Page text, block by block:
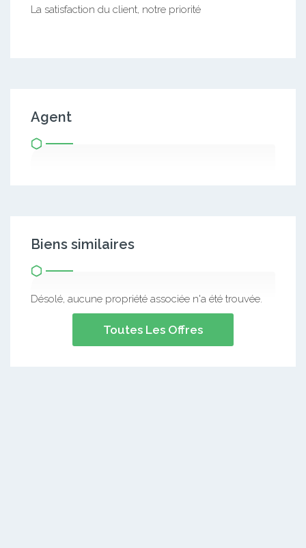
La satisfaction du client, notre priorité
Agent
Biens similaires
Désolé, aucune propriété associée n'a été trouvée.
Toutes Les Offres